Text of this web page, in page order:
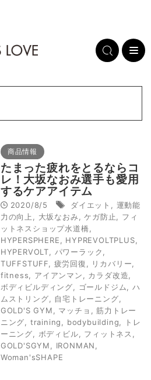
商品情報
たまった疲れをとるならコ
レ！大坂なおみ選手も愛用
するケアアイテム
2020/8/5 ダイエット
運動能
力の向上
大坂なおみ ,ケガ防止
フィ
ットネスショップ水道橋
HYPERSPHERE
HYPREVOLTPLUS
HYPERVOLT
パワーラック
TUFFSTUFF
疲労回復 リカバリー
fitness
アイアンマン カラダ改造
ボディビルディング
ゴールドジム
ハ
ムストリング
自宅トレーニング
GOLD'S GYM
マッチョ ,筋力トレー
ニング
training bodybuilding
トレ
ーニング
ボディビル フィットネス
GOLD'SGYM
IRONMAN
Woman'sSHAPE